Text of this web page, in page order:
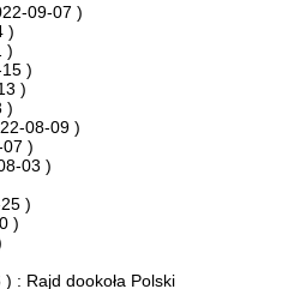
09-07 )
)
)
)
)
)
08-09 )
)
03 )
)
)
: Rajd dookoła Polski